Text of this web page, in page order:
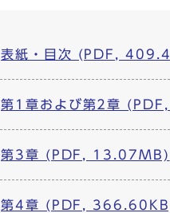
表紙・目次 (PDF,
第1章および第2章
第3章 (PDF, 13.07MB)
第4章 (PDF,